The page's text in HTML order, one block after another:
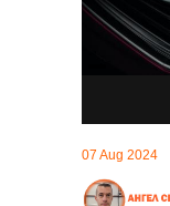
07 Aug 2024